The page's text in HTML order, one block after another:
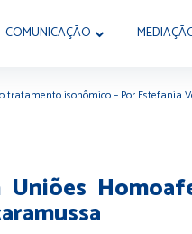
COMUNICAÇÃO
tratamento isonômico – Por Estefania